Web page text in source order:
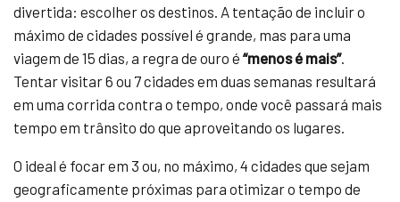
divertida: escolher os destinos. A tentação de incluir o
máximo de cidades possível é grande, mas para uma
viagem de 15 dias, a regra de ouro é “menos é mais”.
Tentar visitar 6 ou 7 cidades em duas semanas resultará
em uma corrida contra o tempo, onde você passará mais
tempo em trânsito do que aproveitando os lugares.
O ideal é focar em 3 ou, no máximo, 4 cidades que sejam
geograficamente próximas para otimizar o tempo de